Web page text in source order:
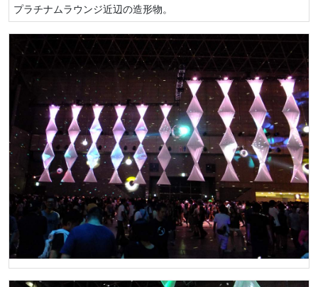
プラチナムラウンジ近辺の造形物。